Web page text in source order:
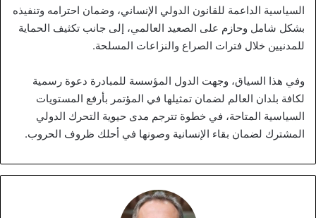
السياسية الداعمة للقانون الدولي الإنساني، وضمان احترامه وتنفيذه
بشكل شامل وحازم على الصعيد العالمي، إلى جانب تكثيف الحماية
للمدنيين خلال فترات الصراع والنزاعات المسلحة.
وفي هذا السياق، وجهت الدول المؤسسة للمبادرة دعوة رسمية
لكافة بلدان العالم لضمان تمثيلها في المؤتمر بأرفع المستويات
السياسية المتاحة، في خطوة تترجم مدى حيوية التحرك الدولي
المشترك لضمان بقاء الإنسانية وصونها في أحلك ظروف الحروب.